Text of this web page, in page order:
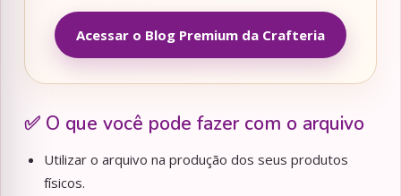
Acessar o Blog Premium da Crafteria
✅ O que você pode fazer com o arquivo
Utilizar o arquivo na produção dos seus produtos
físicos.